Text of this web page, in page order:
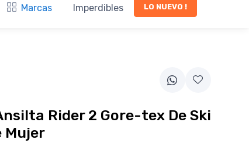
Marcas Imperdibles LO NUEVO !
Rider 2 Gore-tex De Ski
Mujer